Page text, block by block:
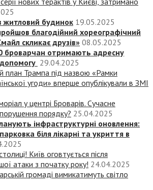
житловий будинок 19.05.2025
благодійний хореографічний
скликає друзів» 08.05.2025
броварчан отримають адресну
29.04.2025
план Трампа під назвою «‎Рамки
угоди» вперше опублікували в ЗМІ
у центрі Броварів. Сучасне
порядку? 25.04.2025
інфраструктурні оновлення:
біля лікарні та укриття в
Київ оговтується після
атаки з початку року! 24.04.2025
громаді вимикатимуть світло